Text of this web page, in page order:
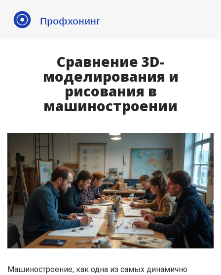
Сравнение 3D-
моделирования и
рисования в
машиностроении
Машиностроение, как одна из самых динамично